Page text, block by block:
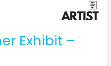
Exhibit –